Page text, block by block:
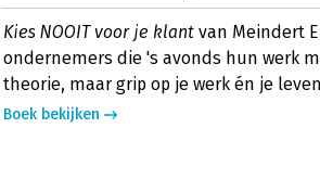
Kies NOOIT voor je klant van Meindert
ondernemers die 's avonds hun werk
theorie, maar grip op je werk én je
Boek bekijken